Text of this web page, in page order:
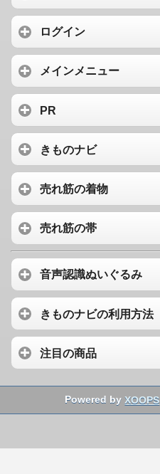
ログイン
メインメニュー
PR
きものナビ
売れ筋の着物
売れ筋の帯
音声認識ぬいぐるみ
きものナビの利用方法
注目の商品
Powered byXOOPS